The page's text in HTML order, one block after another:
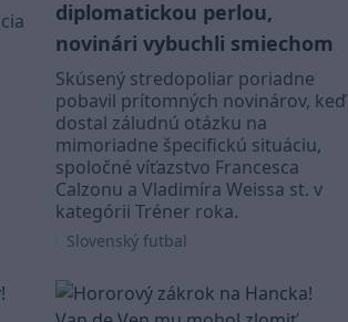
diplomatickou perlou,
novinári vybuchli smiechom
Skúsený stredopoliar poriadne
pobavil prítomných novinárov, keď
dostal záludnú otázku na
mimoriadne špecifickú situáciu,
spoločné víťazstvo Francesca
Calzonu a Vladimíra Weissa st. v
kategórii Tréner roka.
Slovenský futbal